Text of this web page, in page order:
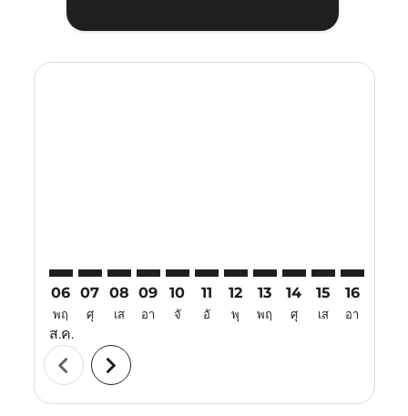
06
พฤ
ส.ค.
07
ศุ
08
เส
09
อา
10
จั
11
อั
12
พุ
13
พฤ
14
ศุ
15
เส
16
อา
chevron_left chevron_right